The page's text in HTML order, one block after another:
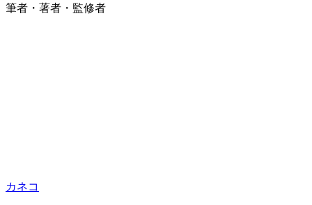
筆者・著者・監修者
カネコ